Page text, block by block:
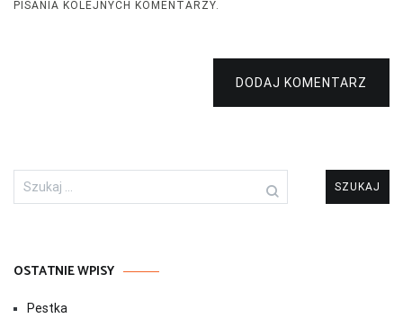
PISANIA KOLEJNYCH KOMENTARZY.
DODAJ KOMENTARZ
Szukaj:
OSTATNIE WPISY
Pestka